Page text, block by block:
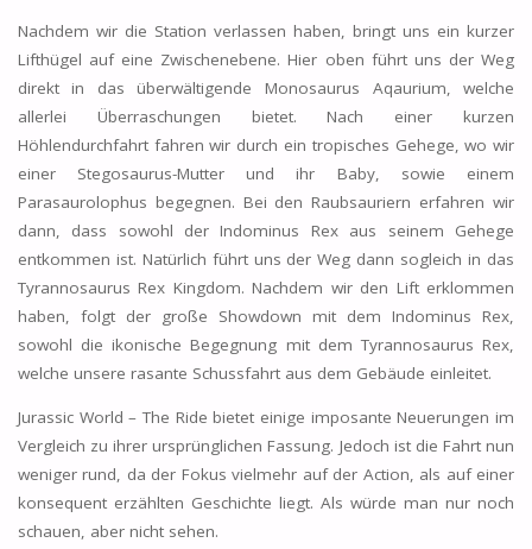
Nachdem wir die Station verlassen haben, bringt uns ein kurzer
Lifthügel auf eine Zwischenebene. Hier oben führt uns der Weg
direkt in das überwältigende Monosaurus Aqaurium, welche
allerlei Überraschungen bietet. Nach einer kurzen
Höhlendurchfahrt fahren wir durch ein tropisches Gehege, wo wir
einer Stegosaurus-Mutter und ihr Baby, sowie einem
Parasaurolophus begegnen. Bei den Raubsauriern erfahren wir
dann, dass sowohl der Indominus Rex aus seinem Gehege
entkommen ist. Natürlich führt uns der Weg dann sogleich in das
Tyrannosaurus Rex Kingdom. Nachdem wir den Lift erklommen
haben, folgt der große Showdown mit dem Indominus Rex,
sowohl die ikonische Begegnung mit dem Tyrannosaurus Rex,
welche unsere rasante Schussfahrt aus dem Gebäude einleitet.
Jurassic World – The Ride bietet einige imposante Neuerungen im
Vergleich zu ihrer ursprünglichen Fassung. Jedoch ist die Fahrt nun
weniger rund, da der Fokus vielmehr auf der Action, als auf einer
konsequent erzählten Geschichte liegt. Als würde man nur noch
schauen, aber nicht sehen.